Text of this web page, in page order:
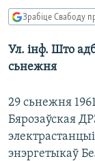
галоўнай
навігацыі
Перайсьці
да
ЭКАНОМІКА
ВАЙНА
ПАЛІТВЯЗЬНІ
КУЛЬТУРА
КАЛЯНДАР
ПАДКАСТЫ
КНІГІ
PREMIUM
МОВА
НА ХВАЛЯХ
ПАДКАСТЫ
FACEBOOK
САЧЫЦЕ ЗА
Усе сайты
Зрабіце Свабоду
Ул. інф. Што
сьнежня
29 сьнежня
Бярозаўская
энэргетыкаў